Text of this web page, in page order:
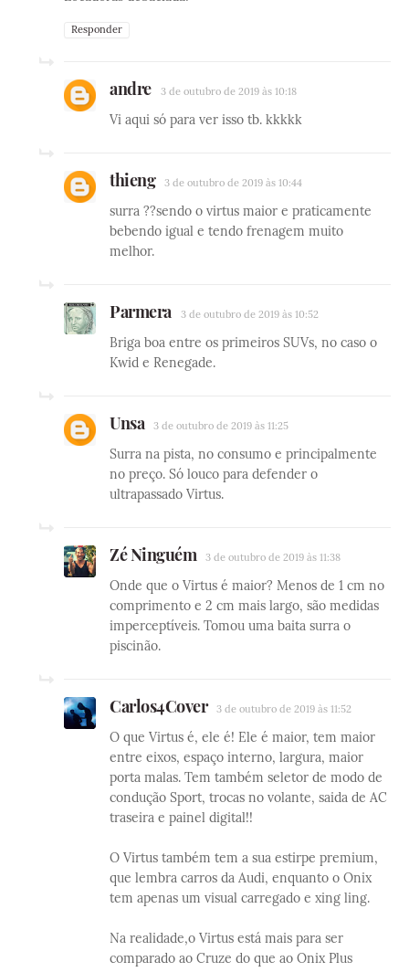
Responder
andre 3 de outubro de 2019 às 10:18
Vi aqui só para ver isso tb. kkkkk
thieng 3 de outubro de 2019 às 10:44
surra ??sendo o virtus maior e praticamente
bebendo igual e tendo frenagem muito
melhor.
Parmera 3 de outubro de 2019 às 10:52
Briga boa entre os primeiros SUVs, no caso o
Kwid e Renegade.
Unsa 3 de outubro de 2019 às 11:25
Surra na pista, no consumo e principalmente
no preço. Só louco para defender o
ultrapassado Virtus.
Zé Ninguém 3 de outubro de 2019 às 11:38
Onde que o Virtus é maior? Menos de 1 cm no
comprimento e 2 cm mais largo, são medidas
imperceptíveis. Tomou uma baita surra o
piscinão.
Carlos4Cover 3 de outubro de 2019 às 11:52
O que Virtus é, ele é! Ele é maior, tem maior
entre eixos, espaço interno, largura, maior
porta malas. Tem também seletor de modo de
condução Sport, trocas no volante, saida de AC
traseira e painel digital!!
O Virtus também tem a sua estirpe premium,
que lembra carros da Audi, enquanto o Onix
tem apenas um visual carregado e xing ling.
Na realidade,o Virtus está mais para ser
comparado ao Cruze do que ao Onix Plus